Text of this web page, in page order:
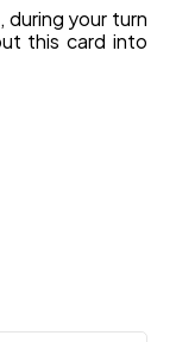
during your turn
this card into